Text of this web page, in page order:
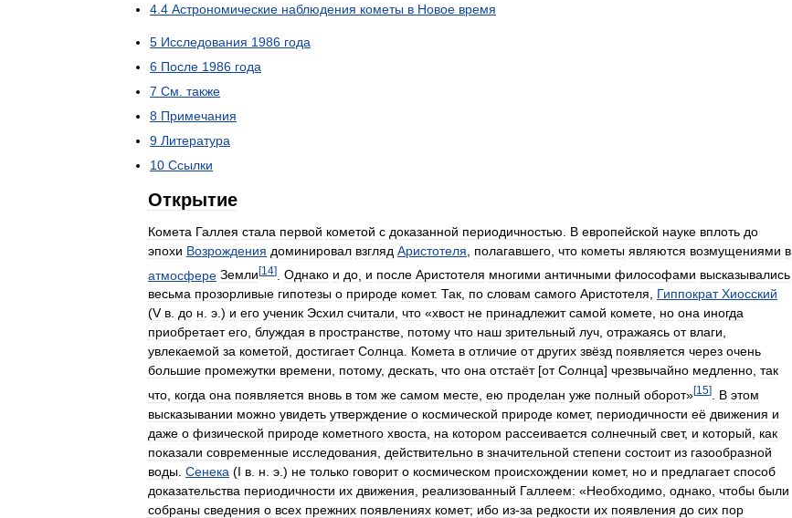
4 4 Астрономические наблюдения кометы в Новое время
5 Исследования 1986 года
6 После 1986 года
7 См также
8 Примечания
9 Литература
10 Ссылки
Открытие
Комета Галлея стала первой кометой с доказанной периодичностью В европейской науке вплоть до
эпохи Возрождения доминировал взгляд Аристотеля полагавшего что кометы являются возмущениями в
атмосфере Земли[14] Однако и до и после Аристотеля многими античными философами высказывались
весьма прозорливые гипотезы о природе комет. Так, по словам самого Аристотеля, Гиппократ Хиосский
(V в. до н. э.) и его ученик Эсхил считали, что «хвост не принадлежит самой комете, но она иногда
приобретает его, блуждая в пространстве, потому что наш зрительный луч, отражаясь от влаги,
увлекаемой за кометой, достигает Солнца. Комета в отличие от других звёзд появляется через очень
большие промежутки времени, потому, дескать, что она отстаёт[от Солнца] чрезвычайно медленно, так
что когда она появляется вновь в том же самом месте ею проделан уже полный оборот»[15] В этом
высказывании можно увидеть утверждение о космической природе комет, периодичности её движения и
даже о физической природе кометного хвоста на котором рассеивается солнечный свет, и который
как
показали современные исследования действительно в значительной степени состоит из газообразной
воды Сенека (I в н э .) не только говорит о космическом происхождении комет, но и предлагает способ
доказательства периодичности их движения реализованный Галлеем: «Необходимо однако чтобы были
собраны сведения о всех прежних появлениях комет; ибо из-за редкости их появления до сих пор